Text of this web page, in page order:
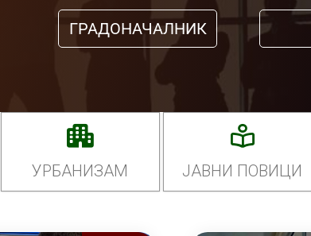
ГРАДОНАЧАЛНИК
УРБАНИЗАМ ЈАВНИ ПОВИЦИ